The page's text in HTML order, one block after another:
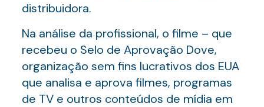
distribuidora.
Na análise da profissional, o filme – que
recebeu o Selo de Aprovação Dove,
organização sem fins lucrativos dos EUA
que analisa e aprova filmes, programas
de TV e outros conteúdos de mídia em